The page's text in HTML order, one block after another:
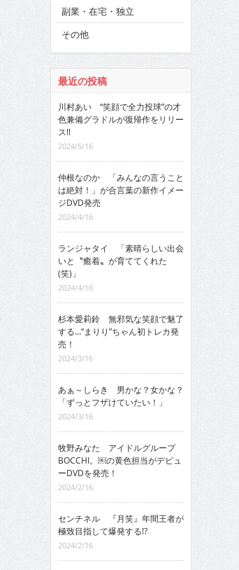
副業・在宅・独立
その他
最近の投稿
川村あい “笑顔で全力投球”の才
色兼備グラドルが復帰作をリリー
ス!!
2024/5/16
仲根なのか 「みんなの言うこと
は絶対！」が合言葉の新作イメー
ジDVD発売
2024/4/16
ランジャタイ 「素晴らしい出会
いと〝癒着〟が育ててくれた
(笑)」
2024/4/16
杉本愛莉鈴 無邪気な笑顔で魅了
する…“まりり”ちゃん初トレカ発
売！
2024/3/16
あぁ～しらき 男かな？女かな？
「ずっとフザけていたい！」
2024/3/16
牧野みなた アイドルグループ
BOCCHI。￼の黄色担当がデビュ
ーDVDを発売！
2024/2/16
センチネル 『月笑』年間王者が
極致目指して爆発する!?
2024/2/16